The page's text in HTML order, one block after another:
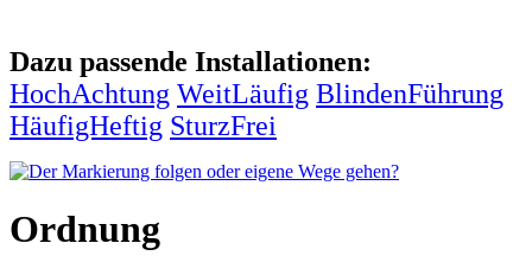
Dazu passende Installationen:
HochAchtung WeitLäufig BlindenFührung
HäufigHeftig SturzFrei
Ordnung